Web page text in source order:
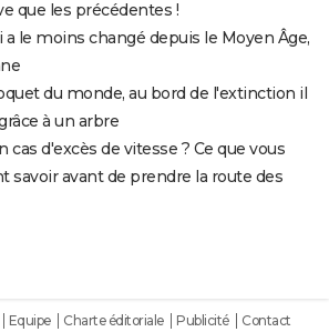
que les précédentes !
a le moins changé depuis le Moyen Âge,
du monde, au bord de l'extinction il
à un arbre
cas d'excès de vitesse ? Ce que vous
savoir avant de prendre la route des
Equipe Charte éditoriale Publicité
Contact